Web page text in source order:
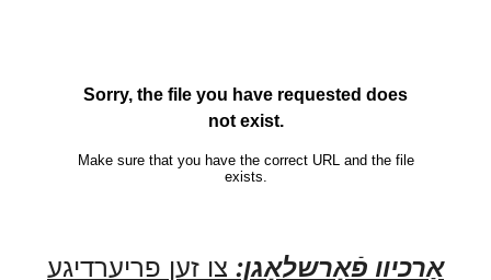
אַרכיוו פֿאָרשלאָגן: צו זען פריערדיגע